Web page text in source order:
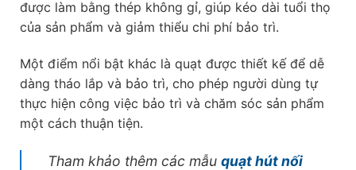
được làm bằng thép không gỉ, giúp kéo dài tuổi thọ
của sản phẩm và giảm thiểu chi phí bảo trì.
Một điểm nổi bật khác là quạt được thiết kế để dễ
dàng tháo lắp và bảo trì, cho phép người dùng tự
thực hiện công việc bảo trì và chăm sóc sản phẩm
một cách thuận tiện.
Tham khảo thêm các mẫu quạt hút nối